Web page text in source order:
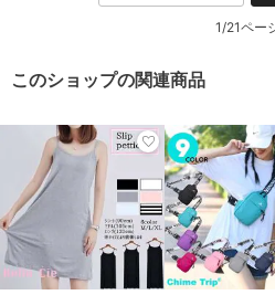
1/21ペー
このショップの関連商品